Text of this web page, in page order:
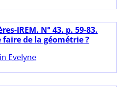
IREM. N° 43. p. 59-83.
faire de la géométrie ?
Evelyne